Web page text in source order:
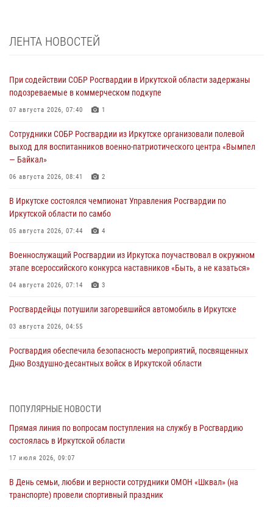
ЛЕНТА НОВОСТЕЙ
При содействии СОБР Росгвардии в Иркутской области задержаны
подозреваемые в коммерческом подкупе
07 августа 2026, 07:40 1
Сотрудники СОБР Росгвардии из Иркутске организовали полевой
выход для воспитанников военно-патриотического центра «Вымпел
— Байкал»
06 августа 2026, 08:41 2
В Иркутске состоялся чемпионат Управления Росгвардии по
Иркутской области по самбо
05 августа 2026, 07:44 4
Военнослужащий Росгвардии из Иркутска поучаствовал в окружном
этапе всероссийского конкурса наставников «Быть, а не казаться»
04 августа 2026, 07:14 3
Росгвардейцы потушили загоревшийся автомобиль в Иркутске
03 августа 2026, 04:55
Росгвардия обеспечила безопасность мероприятий, посвященных
Дню Воздушно-десантных войск в Иркутской области
Росгвардейцы из Братска присоединились к донорской акции «От
31 июля 2026, 04:37
Сотрудники Росгвардии нашли и вернули родственникам
30 июля 2026, 07:37
ПОПУЛЯРНЫЕ НОВОСТИ
Прямая линия по вопросам поступления на службу в Росгвардию
состоялась в Иркутской области
17 июля 2026, 09:07
В День семьи, любви и верности сотрудники ОМОН «Шквал» (на
транспорте) провели спортивный праздник